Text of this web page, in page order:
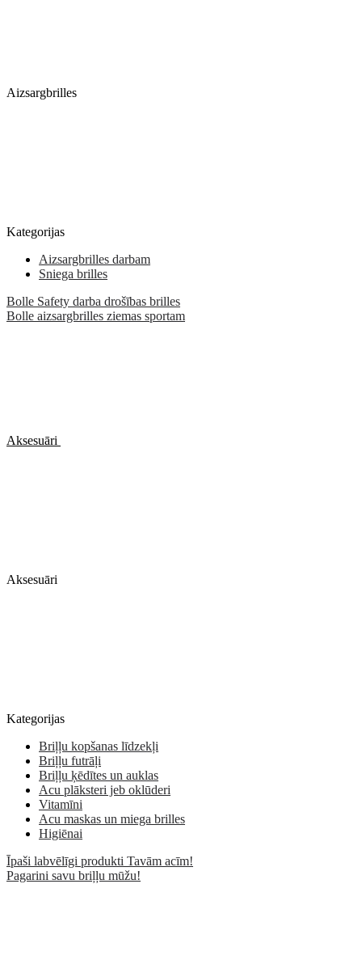
Aizsargbrilles
Kategorijas
Aizsargbrilles darbam
Sniega brilles
Bolle Safety darba drošības brilles
Bolle aizsargbrilles ziemas sportam
Aksesuāri
Aksesuāri
Kategorijas
Briļļu kopšanas līdzekļi
Briļļu futrāļi
Briļļu ķēdītes un auklas
Acu plāksteri jeb oklūderi
Vitamīni
Acu maskas un miega brilles
Higiēnai
Īpaši labvēlīgi produkti Tavām acīm!
Pagarini savu briļļu mūžu!